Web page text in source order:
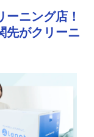
ニング店！
先がクリーニ